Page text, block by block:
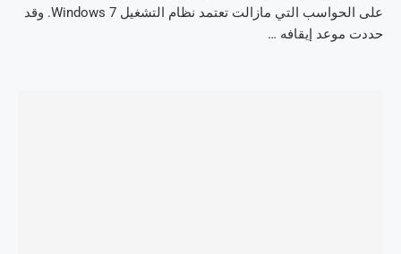
على الحواسب التي مازالت تعتمد نظام التشغيل Windows 7. وقد
حددت موعد إيقافه …